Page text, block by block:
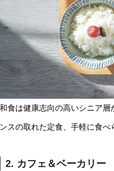
和食は健康志向の高いシニア
ンスの取れた定食、手軽に食べ
2. カフェ＆ベーカリー